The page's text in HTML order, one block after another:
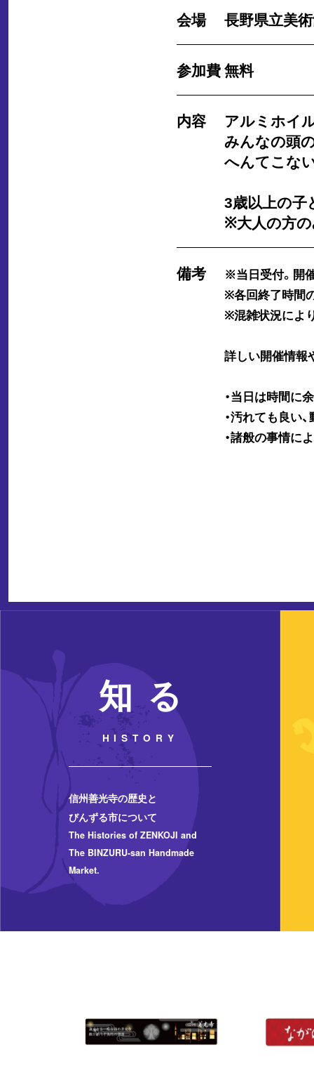
会場 長野県立美
参加費無料
内容
アルミホイ
みんなの頭
へんてこな
3歳以上の
※大人の方
備考
※当日受付。開
※各回終了時間
※混雑状況によ
詳しい開催情報
・当日は時間に
・汚れても良い
・諸般の事情に
知 る
HISTORY
信州善光寺の歴史と
びんずる市について
The Histories of ZENKOJI and
The BINZURU-san Handmade
Market.